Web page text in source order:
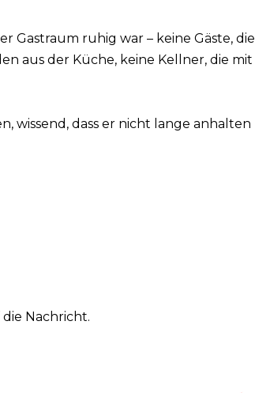
Gastraum ruhig war – keine Gäste, die
aus der Küche, keine Kellner, die mit
wissend, dass er nicht lange anhalten
Nachricht.